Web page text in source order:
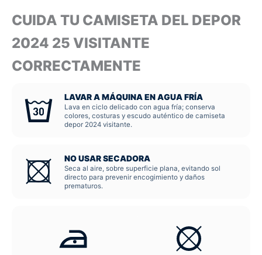
CUIDA TU CAMISETA DEL DEPOR
2024 25 VISITANTE
CORRECTAMENTE
LAVAR A MÁQUINA EN AGUA FRÍA
Lava en ciclo delicado con agua fría; conserva
colores, costuras y escudo auténtico de camiseta
depor 2024 visitante.
NO USAR SECADORA
Seca al aire, sobre superficie plana, evitando sol
directo para prevenir encogimiento y daños
prematuros.